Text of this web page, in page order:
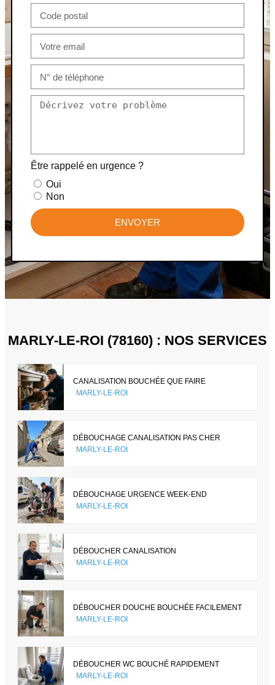
Être rappelé en urgence ?
Oui
Non
ENVOYER
MARLY-LE-ROI (78160) : NOS SERVICES
CANALISATION BOUCHÉE QUE FAIRE
MARLY-LE-ROI
DÉBOUCHAGE CANALISATION PAS CHER
MARLY-LE-ROI
DÉBOUCHAGE URGENCE WEEK-END
MARLY-LE-ROI
DÉBOUCHER CANALISATION
MARLY-LE-ROI
DÉBOUCHER DOUCHE BOUCHÉE FACILEMENT
MARLY-LE-ROI
DÉBOUCHER WC BOUCHÉ RAPIDEMENT
MARLY-LE-ROI